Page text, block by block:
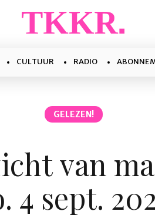
CULTUUR RADIO
GELEZEN!
van
4 sept.